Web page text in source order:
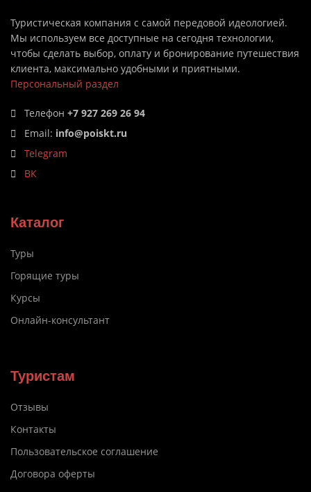
Туристическая компания с самой передовой идеологией.
Мы используем все доступные на сегодня технологии,
чтобы сделать выбор, оплату и бронирование путешествия
клиента, максимально удобными и приятными.
Персональный раздел
Телефон +7 927 269 26 94
Email: info@poiskt.ru
Telegram
ВК
Каталог
Туры
Горящие туры
Курсы
Онлайн-консультант
Туристам
Отзывы
Контакты
Пользовательское соглашение
Договора оферты